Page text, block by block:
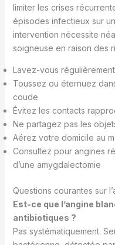
limiter les crises
épisodes infectieux sur
intervention nécessite
soigneuse en raison des
Lavez-vous
Toussez ou éternuez
coude
Évitez les contacts
Ne partagez pas les
Aérez votre domicile au
Consultez pour angines
d’une amygdalectomie
Questions courantes sur
Est-ce que l’angine
antibiotiques ?
Pas systématiquement.